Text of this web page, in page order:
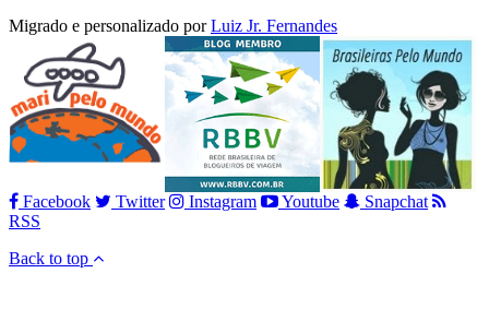
Migrado e personalizado porLuiz Jr. Fernandes
Facebook Twitter Instagram Youtube
Snapchat
RSS
Back to top